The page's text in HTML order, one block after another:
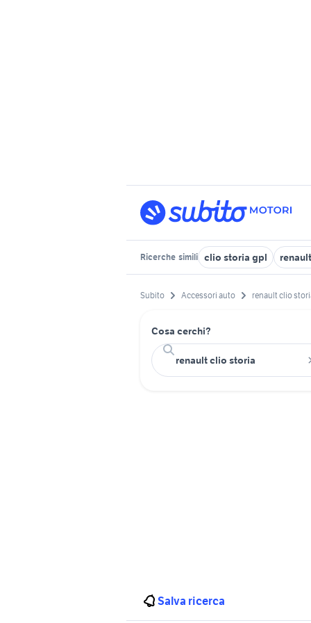
Ricerche simili clio storia gpl
Subito Accessori auto renault clio
Cosa cerchi?
Salva ricerca